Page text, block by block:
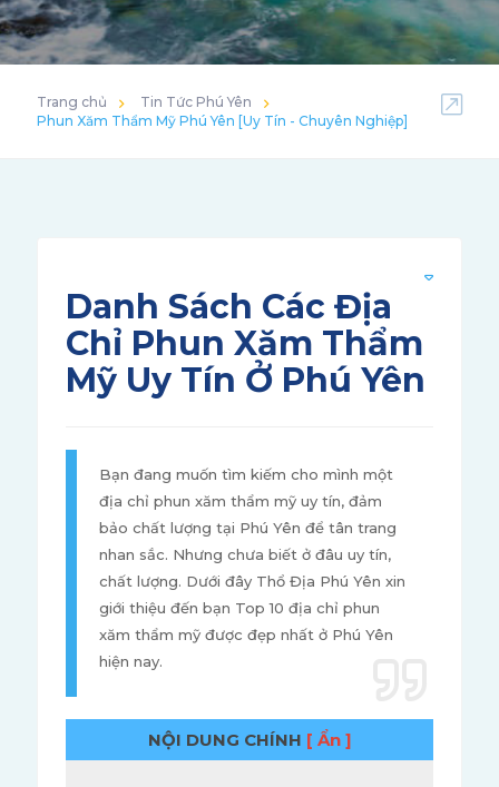
Trang chủ
Tin Tức Phú Yên
Phun Xăm Thẩm Mỹ Phú Yên [Uy Tín - Chuyên Nghiệp]
Danh Sách Các Địa
Chỉ Phun Xăm Thẩm
Mỹ Uy Tín Ở Phú Yên
Bạn đang muốn tìm kiếm cho mình một
địa chỉ phun xăm thẩm mỹ uy tín, đảm
bảo chất lượng tại Phú Yên để tân trang
nhan sắc. Nhưng chưa biết ở đâu uy tín,
chất lượng. Dưới đây Thổ Địa Phú Yên xin
giới thiệu đến bạn Top 10 địa chỉ phun
xăm thẩm mỹ được đẹp nhất ở Phú Yên
hiện nay.
NỘI DUNG CHÍNH [ Ẩn ]